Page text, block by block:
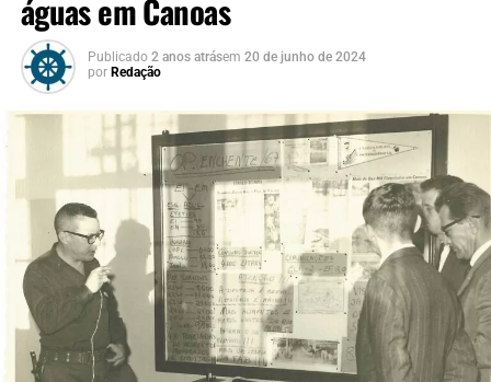
suas páginas ao desenvolvimento de uma cidade. Discutir
os seus problemas, apontar o que pode estar errado e um
compromisso com uma Canoas melhor.
Em 2020, em meio à pandemia, Jorge lembrou da
importância de Tonito, falecido em 2020, aos 93 anos,
para o que O Timoneiro se tornou.
“A liberdade, a defesa dos
princípios sagrados do
cidadão e a história de
Canoas são as marcas
águas em Canoas
Publicado 2 anos atrásem 20 de junho de 2024
por Redação